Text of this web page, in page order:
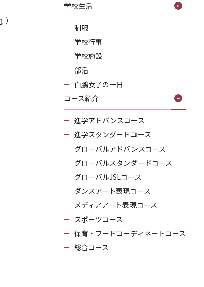
）
学校生活
制服
学校行事
学校施設
部活
白鵬女子の一日
コース紹介
進学アドバンスコース
進学スタンダードコース
グローバルアドバンスコース
グローバルスタンダードコース
グローバルJSLコース
ダンスアート表現コース
メディアアート表現コース
スポーツコース
保育・フードコーディネートコース
総合コース